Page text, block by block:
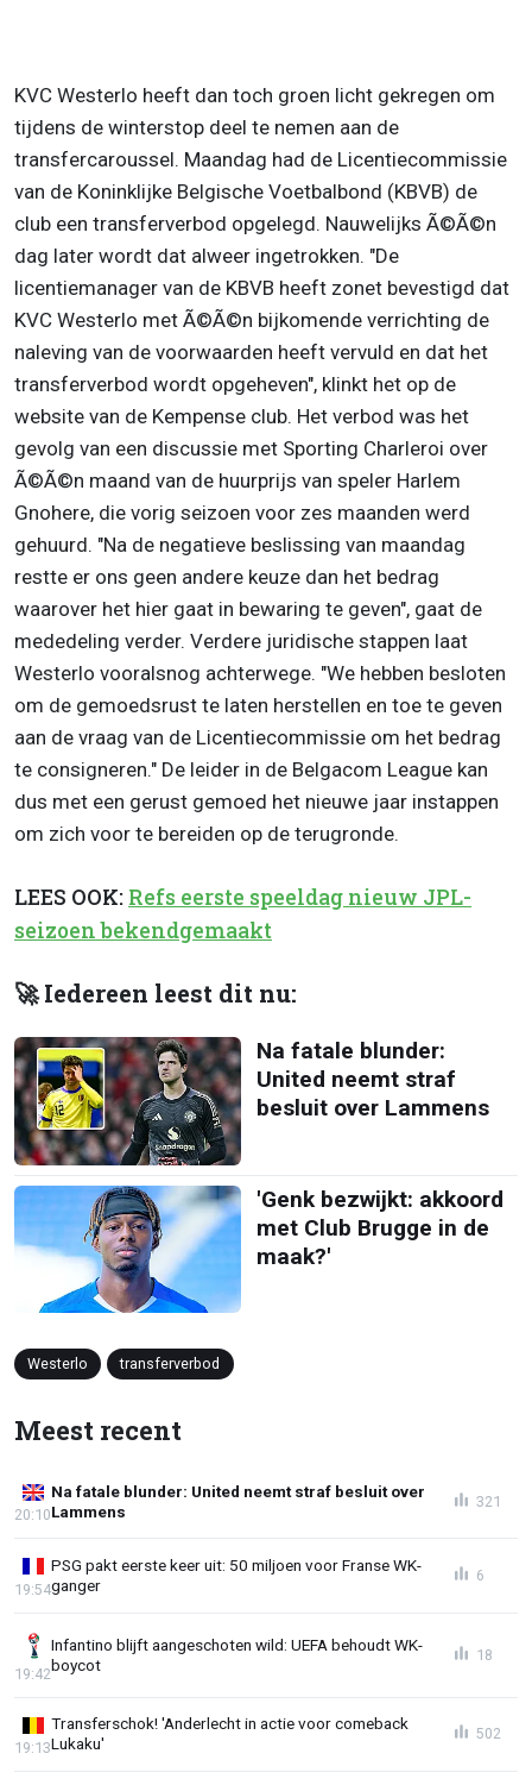
KVC Westerlo heeft dan toch groen licht gekregen om
tijdens de winterstop deel te nemen aan de
transfercaroussel. Maandag had de Licentiecommissie
van de Koninklijke Belgische Voetbalbond (KBVB) de
club een transferverbod opgelegd. Nauwelijks Ã©Ã©n
dag later wordt dat alweer ingetrokken. "De
licentiemanager van de KBVB heeft zonet bevestigd dat
KVC Westerlo met Ã©Ã©n bijkomende verrichting de
naleving van de voorwaarden heeft vervuld en dat het
transferverbod wordt opgeheven", klinkt het op de
website van de Kempense club. Het verbod was het
gevolg van een discussie met Sporting Charleroi over
Ã©Ã©n maand van de huurprijs van speler Harlem
Gnohere, die vorig seizoen voor zes maanden werd
gehuurd. "Na de negatieve beslissing van maandag
restte er ons geen andere keuze dan het bedrag
waarover het hier gaat in bewaring te geven", gaat de
mededeling verder. Verdere juridische stappen laat
Westerlo vooralsnog achterwege. "We hebben besloten
om de gemoedsrust te laten herstellen en toe te geven
aan de vraag van de Licentiecommissie om het bedrag
te consigneren." De leider in de Belgacom League kan
dus met een gerust gemoed het nieuwe jaar instappen
om zich voor te bereiden op de terugronde.
LEES OOK: Refs eerste speeldag nieuw JPL-
seizoen bekendgemaakt
🚀 Iedereen leest dit nu:
Na fatale blunder:
United neemt straf
besluit over Lammens
'Genk bezwijkt: akkoord
met Club Brugge in de
maak?'
Westerlo transferverbod
Meest recent
Na fatale blunder: United neemt straf besluit over
Lammens
20:10
321
PSG pakt eerste keer uit: 50 miljoen voor Franse WK-
ganger
19:54
6
Infantino blijft aangeschoten wild: UEFA behoudt WK-
boycot
19:42
18
Transferschok! 'Anderlecht in actie voor comeback
Lukaku'
19:13
502